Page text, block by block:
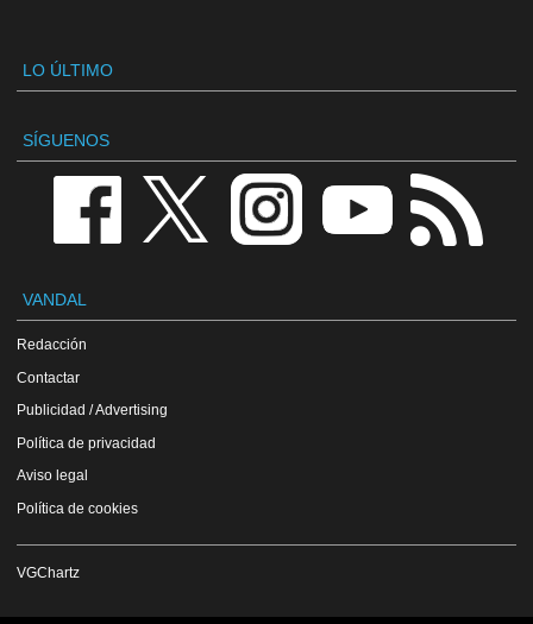
LO ÚLTIMO
SÍGUENOS
VANDAL
Redacción
Contactar
Publicidad / Advertising
Política de privacidad
Aviso legal
Política de cookies
VGChartz